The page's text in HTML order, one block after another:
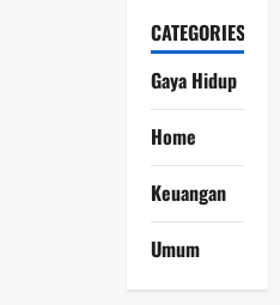
CATEGORIES
Gaya Hidup
Home
Keuangan
Umum